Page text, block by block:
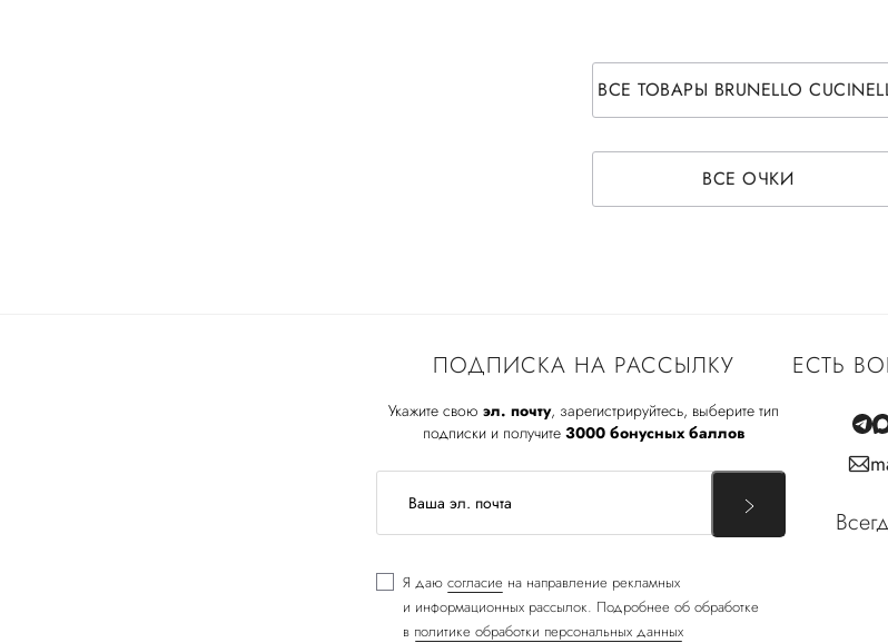
ВСЕ ТОВАРЫ BRUNELLO
ВСЕ ОЧКИ
ПОДПИСКА НА РАССЫЛКУ
Укажите свою эл. почту, зарегистрируйтесь, выберите тип
подписки и получите 3000 бонусных баллов
Я даю согласие на направление рекламных
и информационных рассылок. Подробнее об обработке
в политике обработки персональных данных
ЕСТЬ